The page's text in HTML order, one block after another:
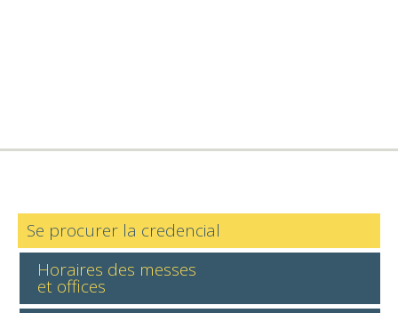
Se procurer la credencial
Horaires des messes
et offices